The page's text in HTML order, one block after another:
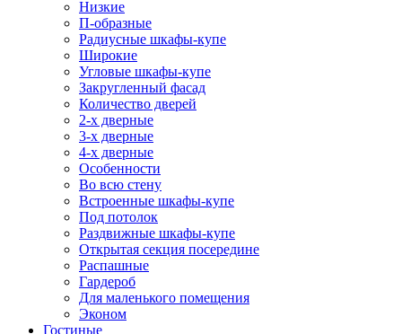
Низкие
П-образные
Радиусные шкафы-купе
Широкие
Угловые шкафы-купе
Закругленный фасад
Количество дверей
2-х дверные
3-х дверные
4-х дверные
Особенности
Во всю стену
Встроенные шкафы-купе
Под потолок
Раздвижные шкафы-купе
Открытая секция посередине
Распашные
Гардероб
Для маленького помещения
Эконом
Гостиные